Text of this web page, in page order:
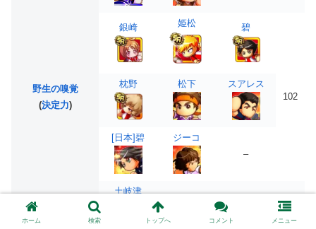
野生の嗅覚
(決定力)
銀崎 姫松 碧
102
枕野 松下 スアレス
[日本]碧
ジーコ
–
羅威神愚蹴斗
土岐津
147
ホーム 検索 トップへ コメント メニュー